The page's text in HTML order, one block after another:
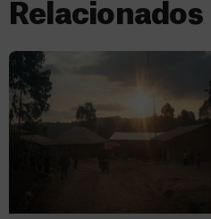
Relacionados